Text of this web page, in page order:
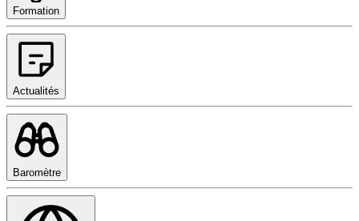
Formation
Actualités
Baromètre